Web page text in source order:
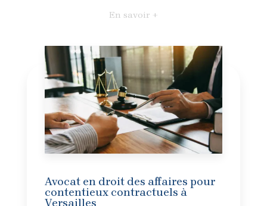
En savoir +
Avocat en droit des affaires pour
contentieux contractuels à
Versailles